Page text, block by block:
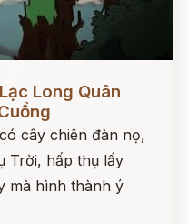
Long Quân
cây chiên đàn nọ,
Trời, hấp thụ lấy
mà hình thành ý